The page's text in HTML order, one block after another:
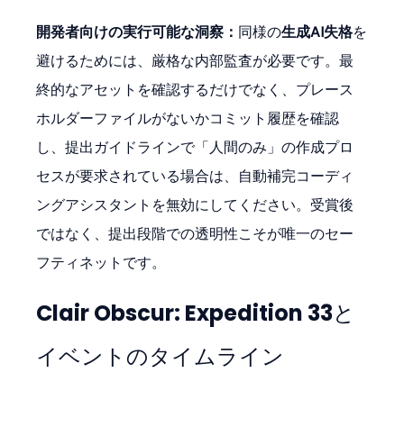
開発者向けの実行可能な洞察： 同様の生成AI失格を
避けるためには、厳格な内部監査が必要です。最
終的なアセットを確認するだけでなく、プレース
ホルダーファイルがないかコミット履歴を確認
し、提出ガイドラインで「人間のみ」の作成プロ
セスが要求されている場合は、自動補完コーディ
ングアシスタントを無効にしてください。受賞後
ではなく、提出段階での透明性こそが唯一のセー
フティネットです。
Clair Obscur: Expedition 33と
イベントのタイムライン